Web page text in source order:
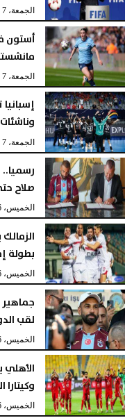
الجمعة، 7 أغسطس 2026
أستون
الجمعة، 7 أغسطس 2026
الجمعة، 7 أغسطس 2026
صلاح حتى
الخميس، 6 أغسطس 2026
بطولة
الخميس، 6 أغسطس 2026
لقب
الخميس، 6 أغسطس 2026
الأهلي
وكيتارا
الخميس، 6 أغسطس 2026